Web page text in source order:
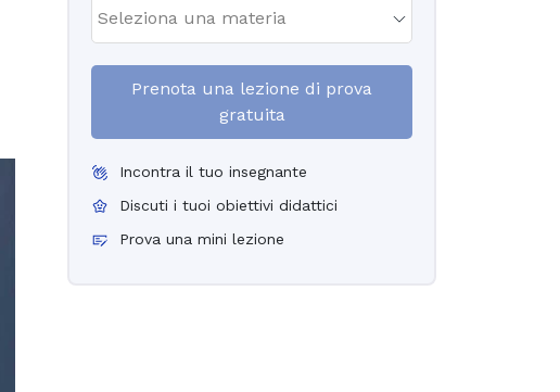
Prenota una lezione di prova
gratuita
Incontra il tuo insegnante
Discuti i tuoi obiettivi didattici
Prova una mini lezione